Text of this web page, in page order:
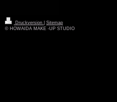
Druckversion
Sitemap
© HOWAIDA MAKE -UP STUDIO